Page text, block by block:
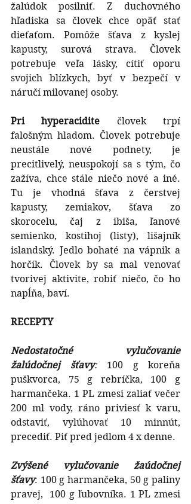
žalúdok posilniť. Z duchovného
hľadiska sa človek chce opäť stať
dieťaťom. Pomôže šťava z kyslej
kapusty, surová strava. Človek
potrebuje veľa lásky, cítiť oporu
svojich blízkych, byť v bezpečí v
náručí milovanej osoby.
Pri hyperacidite človek trpí
falošným hladom. Človek potrebuje
neustále nové podnety, je
precitlivelý, neuspokojí sa s tým, čo
zažíva, chce stále niečo nové a iné.
Tu je vhodná šťava z čerstvej
kapusty, zemiakov, šťava zo
skorocelu, čaj z ibiša, ľanové
semienko, kostihoj (listy), lišajník
islandský. Jedlo bohaté na vápnik a
horčík. Človek by sa mal venovať
tvorivej aktivite, robiť niečo, čo ho
napĺňa, baví.
RECEPTY
Nedostatočné vylučovanie
žalúdočnej šťavy: 100 g koreňa
puškvorca, 75 g rebríčka, 100 g
harmančeka. 1 PL zmesi zaliať večer
200 ml vody, ráno priviesť k varu,
odstaviť, vylúhovať 10 minnút,
precediť. Piť pred jedlom 4 x denne.
Zvýšené vylučovanie žaúdočnej
šťavy: 100 g harmančeka, 50 g paliny
pravej,  100 g ľubovníka. 1 PL zmesi